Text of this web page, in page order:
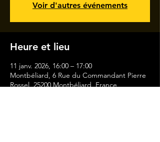
Voir d'autres événements
Heure et lieu
11 janv. 2026, 16:00 – 17:00
Montbéliard, 6 Rue du Commandant Pierre
Rossel, 25200 Montbéliard, France